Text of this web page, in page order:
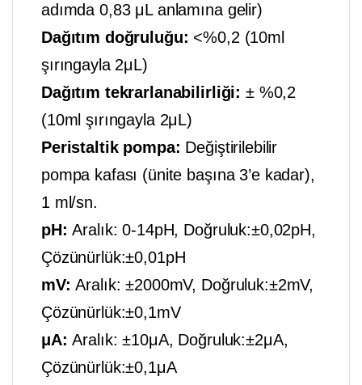
adımda 0,83 μL anlamına gelir)
Dağıtım doğruluğu: <%0,2 (10ml
şırıngayla 2μL)
Dağıtım tekrarlanabilirliği: ± %0,2
(10ml şırıngayla 2μL)
Peristaltik pompa: Değiştirilebilir
pompa kafası (ünite başına 3’e kadar),
1 ml/sn.
pH:Aralık: 0-14pH, Doğruluk:±0,02pH,
Çözünürlük:±0,01pH
mV:Aralık: ±2000mV, Doğruluk:±2mV,
Çözünürlük:±0,1mV
μA:Aralık: ±10μA, Doğruluk:±2μA,
Çözünürlük:±0,1μA